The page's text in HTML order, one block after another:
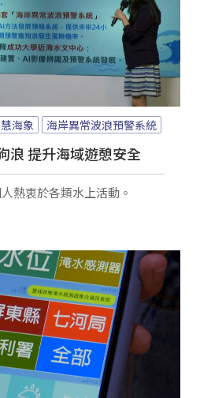
海象 海岸異常波浪預警系統
浪 提升海域遊憩安全
熱衷於各類水上活動。